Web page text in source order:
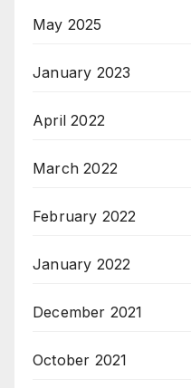
May 2025
January 2023
April 2022
March 2022
February 2022
January 2022
December 2021
October 2021